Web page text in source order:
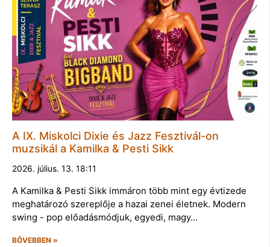
A IX. Miskolci Dixie és Jazz Fesztivál-on
muzsikál a Kamilka & Pesti Sikk
2026. július. 13. 18:11
A Kamilka & Pesti Sikk immáron több mint egy évtizede
meghatározó szereplője a hazai zenei életnek. Modern
swing - pop előadásmódjuk, egyedi, magy…
BŐVEBBEN »